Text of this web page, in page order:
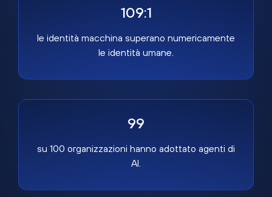
109:1
le identità macchina superano numericamente
le identità umane.
99
su 100 organizzazioni hanno adottato agenti di
AI.